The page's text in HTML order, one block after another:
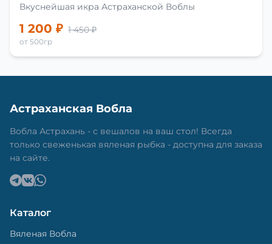
Вкуснейшая икра Астраханской Воблы
1 200 ₽ 1 450 ₽
от 500гр
Астраханская Вобла
Вобла Астрахань - с вешалов на ваш стол! Всегда
только свеженькая вяленая рыбка - доступна для заказа
на сайте.
Каталог
Вяленая Вобла